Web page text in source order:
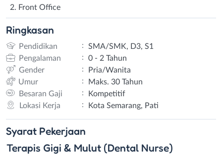
Front Office
Ringkasan
Pendidikan :
SMA/SMK, D3, S1
Pengalaman
:
0 - 2 Tahun
Gender
:
Pria/Wanita
Umur
:
Maks. 30 Tahun
Besaran Gaji
:
Kompetitif
Lokasi Kerja
: Kota Semarang, Pati
Syarat Pekerjaan
Terapis Gigi & Mulut (Dental Nurse)